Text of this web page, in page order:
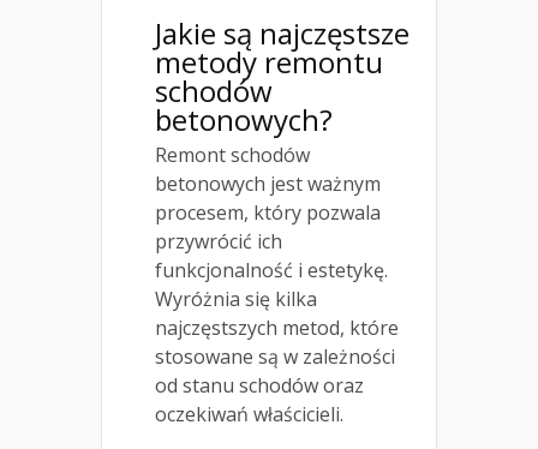
Jakie są najczęstsze
metody remontu
schodów
betonowych?
Remont schodów
betonowych jest ważnym
procesem, który pozwala
przywrócić ich
funkcjonalność i estetykę.
Wyróżnia się kilka
najczęstszych metod, które
stosowane są w zależności
od stanu schodów oraz
oczekiwań właścicieli.